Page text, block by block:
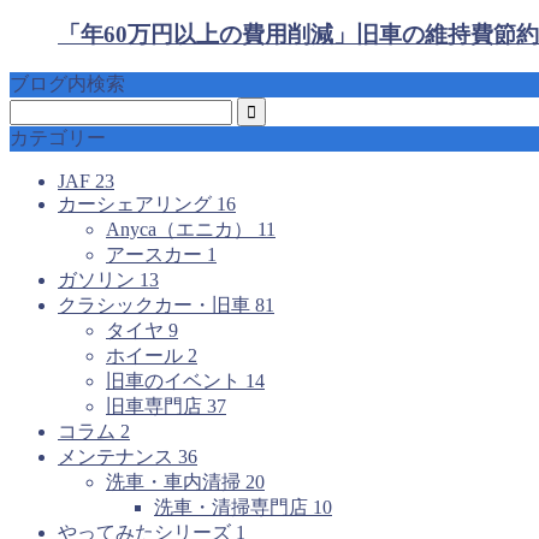
「年60万円以上の費用削減」旧車の維持費節
ブログ内検索
カテゴリー
JAF 23
カーシェアリング 16
Anyca（エニカ） 11
アースカー 1
ガソリン 13
クラシックカー・旧車 81
タイヤ 9
ホイール 2
旧車のイベント 14
旧車専門店 37
コラム 2
メンテナンス 36
洗車・車内清掃 20
洗車・清掃専門店 10
やってみたシリーズ 1